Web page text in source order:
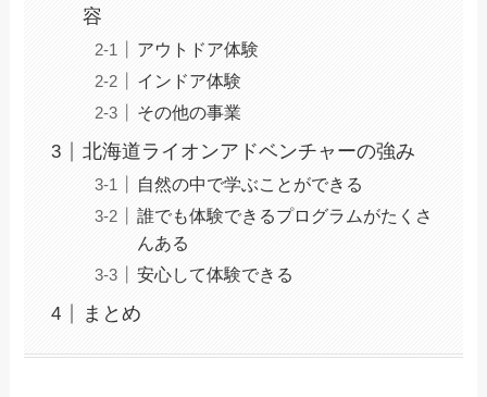
容
アウトドア体験
インドア体験
その他の事業
北海道ライオンアドベンチャーの強み
自然の中で学ぶことができる
誰でも体験できるプログラムがたくさ
んある
安心して体験できる
まとめ